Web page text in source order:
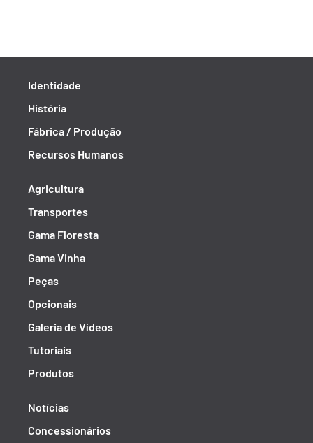
Identidade
História
Fábrica / Produção
Recursos Humanos
Agricultura
Transportes
Gama Floresta
Gama Vinha
Peças
Opcionais
Galeria de Vídeos
Tutoriais
Produtos
Notícias
Concessionários